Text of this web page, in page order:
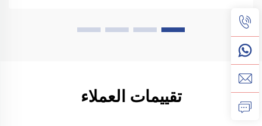
تقييمات العملاء